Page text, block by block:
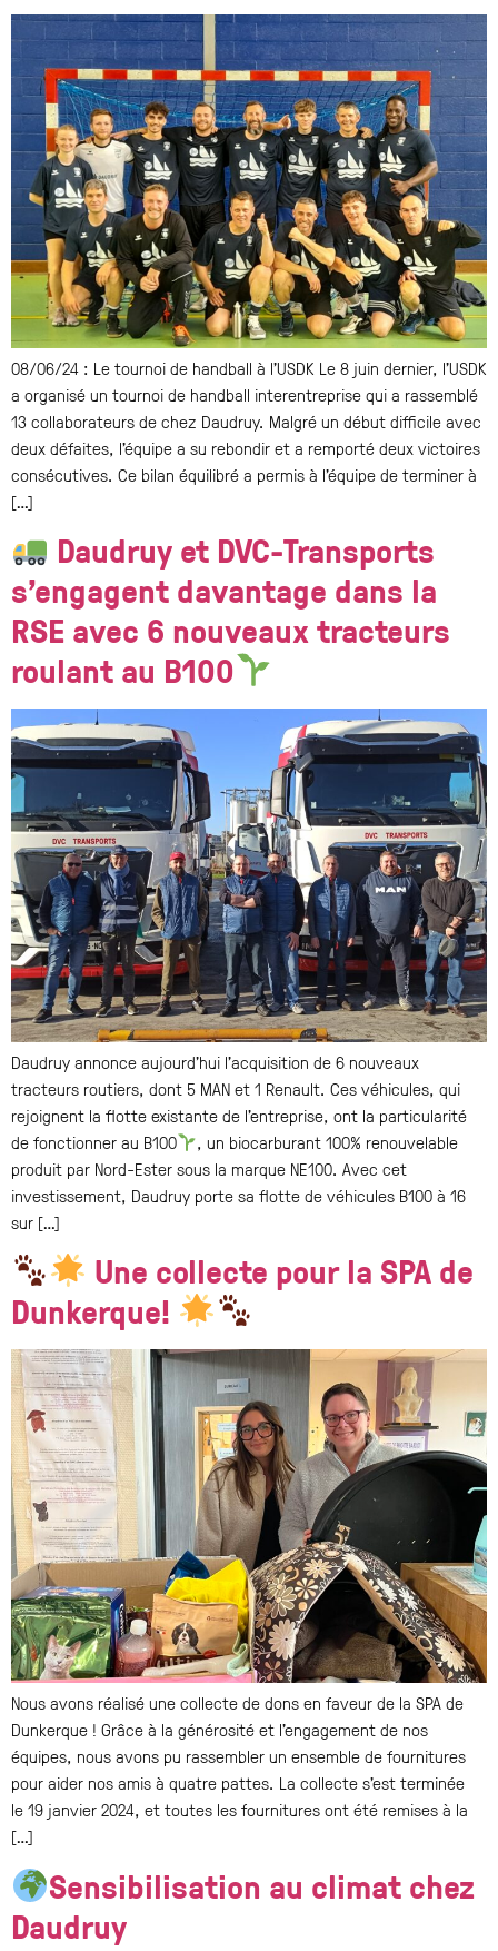
08/06/24 : Le tournoi de handball à l’USDK Le 8 juin dernier, l’USDK
a organisé un tournoi de handball interentreprise qui a rassemblé
13 collaborateurs de chez Daudruy. Malgré un début difficile avec
deux défaites, l’équipe a su rebondir et a remporté deux victoires
consécutives. Ce bilan équilibré a permis à l’équipe de terminer à
[…]
Daudruy et DVC-Transports
s’engagent davantage dans la
RSE avec 6 nouveaux tracteurs
roulant au B100
Daudruy annonce aujourd’hui l’acquisition de 6 nouveaux
tracteurs routiers, dont 5 MAN et 1 Renault. Ces véhicules, qui
rejoignent la flotte existante de l’entreprise, ont la particularité
de fonctionner au B100
, un biocarburant 100% renouvelable
produit par Nord-Ester sous la marque NE100. Avec cet
investissement, Daudruy porte sa flotte de véhicules B100 à 16
sur […]
Une collecte pour la SPA de
Dunkerque!
Nous avons réalisé une collecte de dons en faveur de la SPA de
Dunkerque ! Grâce à la générosité et l’engagement de nos
équipes, nous avons pu rassembler un ensemble de fournitures
pour aider nos amis à quatre pattes. La collecte s’est terminée
le 19 janvier 2024, et toutes les fournitures ont été remises à la
[…]
Sensibilisation au climat chez
Daudruy